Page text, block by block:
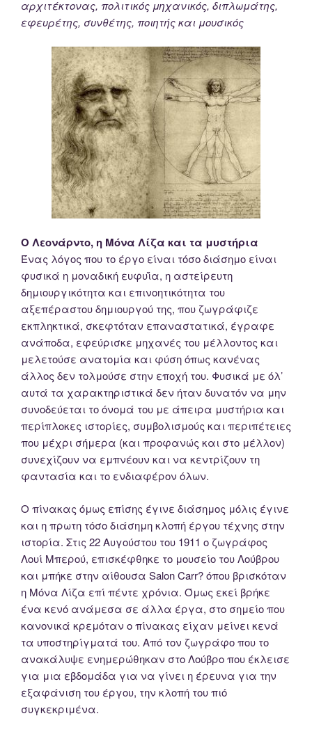
αρχιτέκτονας, πολιτικός μηχανικός, διπλωμάτης,
εφευρέτης, συνθέτης, ποιητής και μουσικός
Ο Λεονάρντο, η Μόνα Λίζα και τα μυστήρια
Ένας λόγος που το έργο είναι τόσο διάσημο είναι
φυσικά η μοναδική ευφυΐα, η αστείρευτη
δημιουργικότητα και επινοητικότητα του
αξεπέραστου δημιουργού της, που ζωγράφιζε
εκπληκτικά, σκεφτόταν επαναστατικά, έγραφε
ανάποδα, εφεύρισκε μηχανές του μέλλοντος και
μελετούσε ανατομία και φύση όπως κανένας
άλλος δεν τολμούσε στην εποχή του. Φυσικά με όλ’
αυτά τα χαρακτηριστικά δεν ήταν δυνατόν να μην
συνοδεύεται το όνομά του με άπειρα μυστήρια και
περίπλοκες ιστορίες, συμβολισμούς και περιπέτειες
που μέχρι σήμερα (και προφανώς και στο μέλλον)
συνεχίζουν να εμπνέουν και να κεντρίζουν τη
φαντασία και το ενδιαφέρον όλων.
Ο πίνακας όμως επίσης έγινε διάσημος μόλις έγινε
και η πρωτη τόσο διάσημη κλοπή έργου τέχνης στην
ιστορία. Στις 22 Αυγούστου του 1911 ο ζωγράφος
Λουί Μπερού, επισκέφθηκε το μουσείο του Λούβρου
και μπήκε στην αίθουσα Salon Carr? όπου βρισκόταν
η Μόνα Λίζα επί πέντε χρόνια. Όμως εκεί βρήκε
ένα κενό ανάμεσα σε άλλα έργα, στο σημείο που
κανονικά κρεμόταν ο πίνακας είχαν μείνει κενά
τα υποστηρίγματά του. Από τον ζωγράφο που το
ανακάλυψε ενημερώθηκαν στο Λούβρο που έκλεισε
για μια εβδομάδα για να γίνει η έρευνα για την
εξαφάνιση του έργου, την κλοπή του πιό
συγκεκριμένα.